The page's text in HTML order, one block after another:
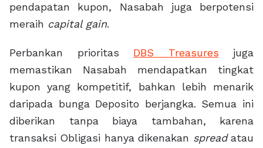
pendapatan kupon, Nasabah juga berpotensi
meraih capital gain.
Perbankan prioritas DBS Treasures juga
memastikan Nasabah mendapatkan tingkat
kupon yang kompetitif, bahkan lebih menarik
daripada bunga Deposito berjangka. Semua ini
diberikan tanpa biaya tambahan, karena
transaksi Obligasi hanya dikenakan spreadatau